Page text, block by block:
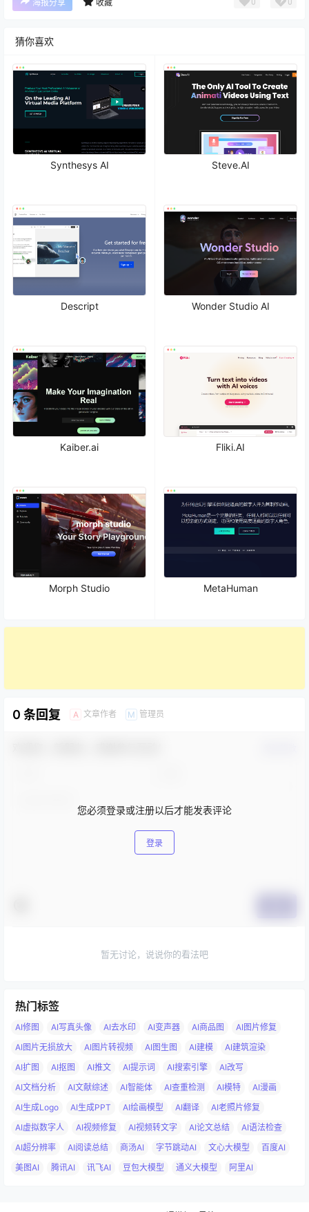
海报分享 收藏
猜你喜欢
Synthesys AI Steve.AI
Descript Wonder Studio AI
Kaiber.ai Fliki.AI
Morph Studio MetaHuman
0 条回复 A 文章作者 M 管理员
您必须登录或注册以后才能发表评论
登录
暂无讨论，说说你的看法吧
热门标签
AI修图 AI写真头像 AI去水印 AI变声器 AI商品图
AI图片修复
AI图片无损放大
AI图片转视频 AI图生图 AI建模
AI建筑渲染
AI扩图
AI抠图 AI推文 AI提示词 AI搜索引擎
AI改写
AI文档分析
AI文献综述 AI智能体 AI查重检测 AI模特
AI漫画
AI生成Logo
AI生成PPT AI绘画模型 AI翻译
AI老照片修复
AI虚拟数字人
AI视频修复 AI视频转文字 AI论文总结
AI语法检查
AI超分辨率
AI阅读总结 商汤AI 字节跳动AI 文心大模型
百度AI
美图AI
腾讯AI 讯飞AI 豆包大模型 通义大模型 阿里AI